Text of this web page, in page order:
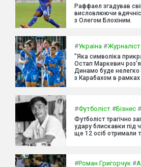
Раффаел згадував
висловлюючи
з Олегом Блохіним.
#Україна #Журналіст
"Яка символіка
Остап Маркевич
Динамо буде нелегко
з Карабахом в рамках
#Футболіст #Бізнес #
Футболіст трагічно
удару блискавки під
ще 12 осіб отримали
#Роман Григорчук #